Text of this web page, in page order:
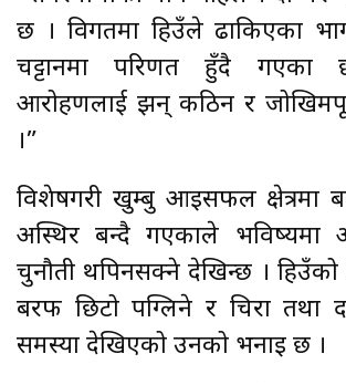
छ । विगतमा हिउँले ढाकिएका
चट्टानमा परिणत हुँदै
आरोहणलाई झन् कठिन र
।”
विशेषगरी खुम्बु आइसफल क्षेत्रमा
अस्थिर बन्दै गएकाले भविष्यमा
चुनौती थपिनसक्ने देखिन्छ ।
बरफ छिटो पग्लिने र चिरा तथा
समस्या देखिएको उनको भनाइ छ ।